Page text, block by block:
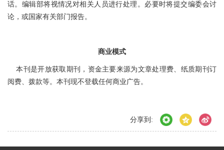
话。编辑部将视情况对相关人员进行处理。必要时将提交编委会讨
论，或国家有关部门报告。
商业模式
本刊是开放获取期刊，资金主要来源为文章处理费、纸质期刊订
阅费、拨款等。本刊现不登载任何商业广告。
分享到: